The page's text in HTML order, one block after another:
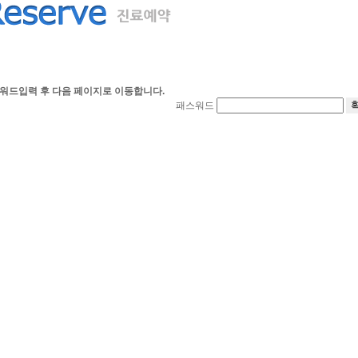
드입력 후 다음 페이지로 이동합니다.
패스워드